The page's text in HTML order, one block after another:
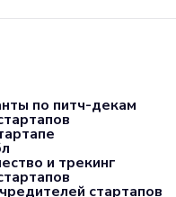
по питч-декам
и трекинг
стартапов